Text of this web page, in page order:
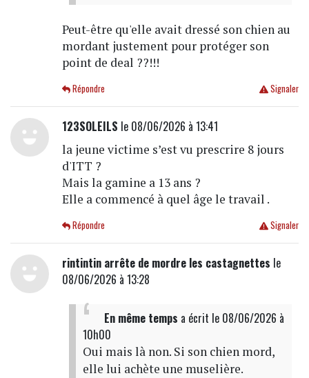
Peut-être qu'elle avait dressé son chien au
mordant justement pour protéger son
point de deal ??!!!
Signaler
Répondre
123SOLEILS le 08/06/2026 à 13:41
la jeune victime s’est vu prescrire 8 jours
d'ITT ?
Mais la gamine a 13 ans ?
Elle a commencé à quel âge le travail .
Signaler
Répondre
rintintin arrête de mordre les castagnettes le
08/06/2026 à 13:28
En même temps a écrit le 08/06/2026 à
10h00
Oui mais là non. Si son chien mord,
elle lui achète une muselière.